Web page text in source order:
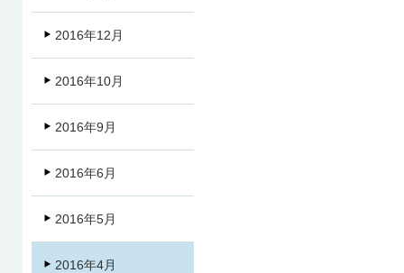
2016年12月
2016年10月
2016年9月
2016年6月
2016年5月
2016年4月